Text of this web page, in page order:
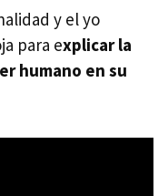
y el yo
para explicar la
humano en su